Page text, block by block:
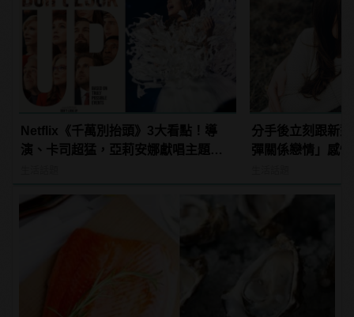
Netflix《千萬別抬頭》3大看點！導
演、卡司超猛，亞莉安娜獻唱主題
分手後立刻跟新
彈關係戀情」感